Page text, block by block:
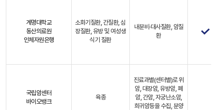
계명대학교
동산의료원
인체자원은행
소화기질환, 간질환, 심
장질환, 유방 및 여성생
식기 질환
내분비·대사질환, 암질
환
국립암센터
바이오뱅크
육종
진료과별(센터별)로 위
암, 대장암, 유방암, 폐
암, 간암, 자궁난소암,
희귀암등을 수집, 분양